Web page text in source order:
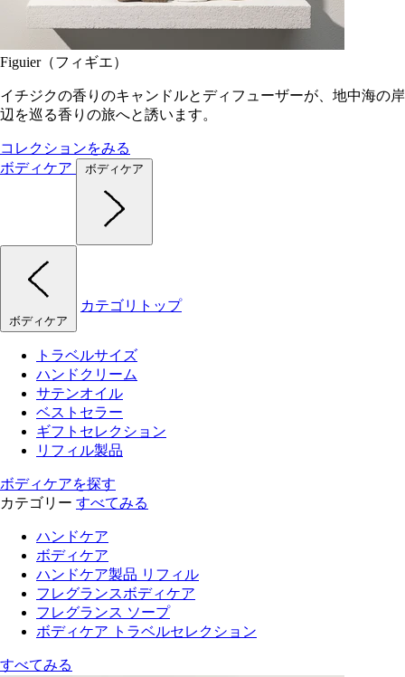
Figuier（フィギエ）
イチジクの香りのキャンドルとディフューザーが、地中海の岸
辺を巡る香りの旅へと誘います。
コレクションをみる
ボディケア
ボディケア
ボディケア
カテゴリトップ
トラベルサイズ
ハンドクリーム
サテンオイル
ベストセラー
ギフトセレクション
リフィル製品
ボディケアを探す
カテゴリー すべてみる
ハンドケア
ボディケア
ハンドケア製品 リフィル
フレグランスボディケア
フレグランス ソープ
ボディケア トラベルセレクション
すべてみる